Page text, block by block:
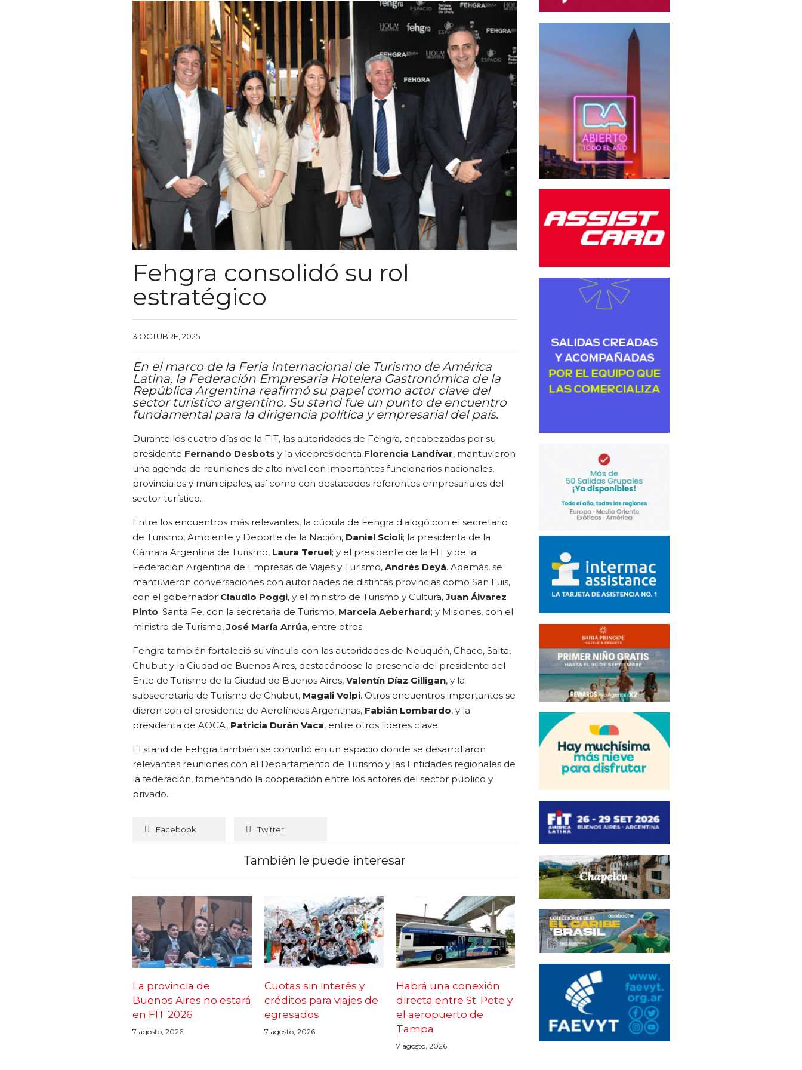
Fehgra consolidó su rol
estratégico
3 OCTUBRE, 2025
En el marco de la Feria Internacional de Turismo de América
Latina, la Federación Empresaria Hotelera Gastronómica de la
República Argentina reafirmó su papel como actor clave del
sector turístico argentino. Su stand fue un punto de encuentro
fundamental para la dirigencia política y empresarial del país.
Durante los cuatro días de la FIT, las autoridades de Fehgra, encabezadas por su
presidente Fernando Desbots y la vicepresidenta Florencia Landívar, mantuvieron
una agenda de reuniones de alto nivel con importantes funcionarios nacionales,
provinciales y municipales, así como con destacados referentes empresariales del
sector turístico.
Entre los encuentros más relevantes, la cúpula de Fehgra dialogó con el secretario
de Turismo, Ambiente y Deporte de la Nación, Daniel Scioli; la presidenta de la
Cámara Argentina de Turismo, Laura Teruel; y el presidente de la FIT y de la
Federación Argentina de Empresas de Viajes y Turismo, Andrés Deyá. Además, se
mantuvieron conversaciones con autoridades de distintas provincias como San Luis,
con el gobernador Claudio Poggi, y el ministro de Turismo y Cultura,Juan Álvarez
Pinto; Santa Fe, con la secretaria de Turismo, Marcela Aeberhard; y Misiones, con el
ministro de Turismo,José María Arrúa, entre otros.
Fehgra también fortaleció su vínculo con las autoridades de Neuquén, Chaco, Salta,
Chubut y la Ciudad de Buenos Aires, destacándose la presencia del presidente del
Ente de Turismo de la Ciudad de Buenos Aires, Valentín Díaz Gilligan, y la
subsecretaria de Turismo de Chubut, Magali Volpi. Otros encuentros importantes se
dieron con el presidente de Aerolíneas Argentinas, Fabián Lombardo, y la
presidenta de AOCA, Patricia Durán Vaca, entre otros líderes clave.
El stand de Fehgra también se convirtió en un espacio donde se desarrollaron
relevantes reuniones con el Departamento de Turismo y las Entidades regionales de
la federación, fomentando la cooperación entre los actores del sector público y
privado.
Facebook Twitter
También le puede interesar
La provincia de
Buenos Aires no estará
en FIT 2026
7 agosto, 2026
Cuotas sin interés y
créditos para viajes de
egresados
7 agosto, 2026
Habrá una conexión
directa entre St. Pete y
el aeropuerto de
Tampa
7 agosto, 2026